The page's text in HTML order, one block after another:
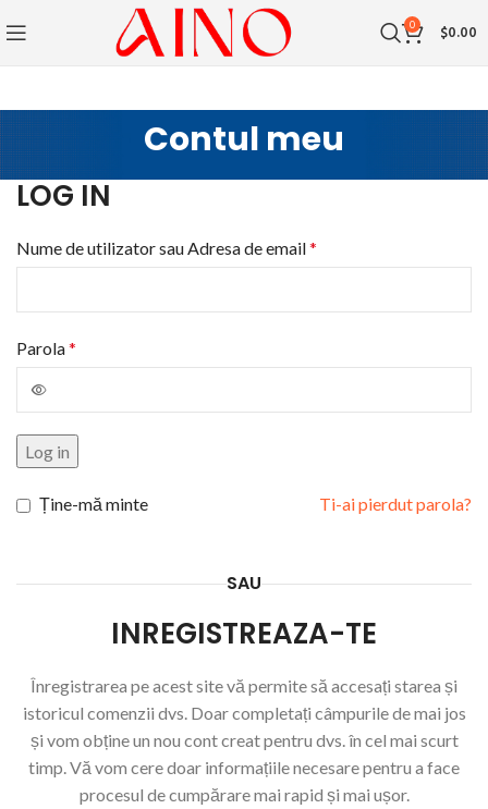
0 $0.00
Contul meu
LOG IN
Nume de utilizator sau Adresa de email*
Parola*
Log in
Ti-ai pierdut parola?
Ține-mă minte
SAU
INREGISTREAZA-TE
Înregistrarea pe acest site vă permite să accesați starea și
istoricul comenzii dvs. Doar completați câmpurile de mai jos
și vom obține un nou cont creat pentru dvs. în cel mai scurt
timp. Vă vom cere doar informațiile necesare pentru a face
procesul de cumpărare mai rapid și mai ușor.